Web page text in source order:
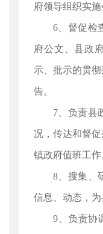
府领导组织实施
6、督促检
府公文、县政
示、批示的贯
告。
7、负责县
况，传达和督
镇政府值班工作
8、搜集、
信息、动态，为
9、负责协